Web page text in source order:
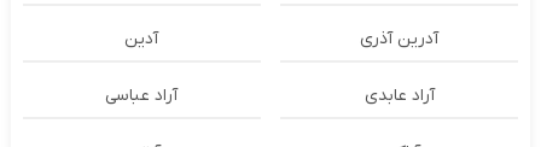
آدرین آذری آدین
آراد عابدی آراد عباسی